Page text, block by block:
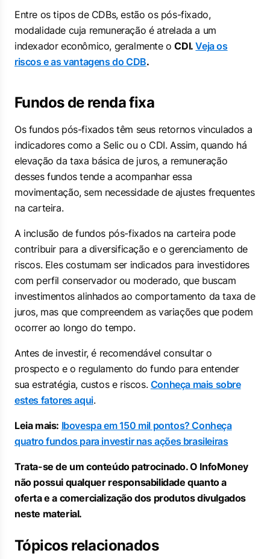
Entre os tipos de CDBs, estão os pós-fixado,
modalidade cuja remuneração é atrelada a um
indexador econômico, geralmente oCDI.Veja os
riscos e as vantagens do CDB.
Fundos de renda fixa
Os fundos pós-fixados têm seus retornos vinculados a
indicadores como a Selic ou o CDI. Assim, quando há
elevação da taxa básica de juros, a remuneração
desses fundos tende a acompanhar essa
movimentação, sem necessidade de ajustes frequentes
na carteira.
A inclusão de fundos pós-fixados na carteira pode
contribuir para a diversificação e o gerenciamento de
riscos. Eles costumam ser indicados para investidores
com perfil conservador ou moderado, que buscam
investimentos alinhados ao comportamento da taxa de
juros, mas que compreendem as variações que podem
ocorrer ao longo do tempo.
Antes de investir, é recomendável consultar o
prospecto e o regulamento do fundo para entender
sua estratégia, custos e riscos. Conheça mais sobre
estes fatores aqui.
Leia mais: Ibovespa em 150 mil pontos? Conheça
quatro fundos para investir nas ações brasileiras
Trata-se de um conteúdo patrocinado. O InfoMoney
não possui qualquer responsabilidade quanto a
oferta e a comercialização dos produtos divulgados
neste material.
Tópicos relacionados